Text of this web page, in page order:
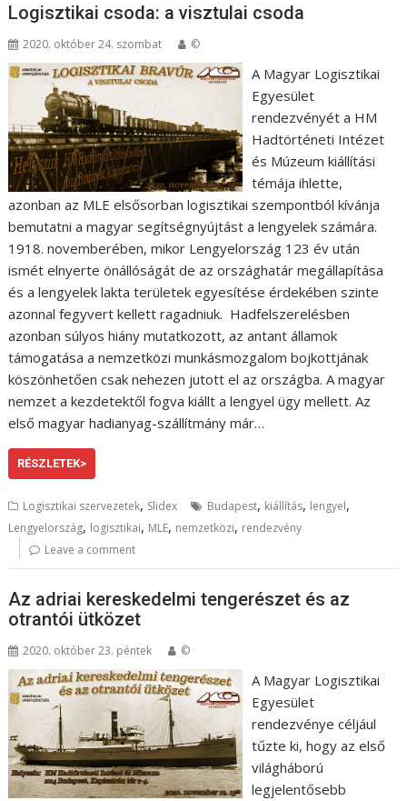
Logisztikai csoda: a visztulai csoda
2020. október 24. szombat ©
A Magyar Logisztikai
Egyesület
rendezvényét a HM
Hadtörténeti Intézet
és Múzeum kiállítási
témája ihlette,
azonban az MLE elsősorban logisztikai szempontból kívánja
bemutatni a magyar segítségnyújtást a lengyelek számára.
1918. novemberében, mikor Lengyelország 123 év után
ismét elnyerte önállóságát de az országhatár megállapítása
és a lengyelek lakta területek egyesítése érdekében szinte
azonnal fegyvert kellett ragadniuk. Hadfelszerelésben
azonban súlyos hiány mutatkozott, az antant államok
támogatása a nemzetközi munkásmozgalom bojkottjának
köszönhetően csak nehezen jutott el az országba. A magyar
nemzet a kezdetektől fogva kiállt a lengyel ügy mellett. Az
első magyar hadianyag-szállítmány már…
RÉSZLETEK>
Logisztikai szervezetek, Slidex Budapest, kiállítás, lengyel,
Lengyelország, logisztikai, MLE, nemzetközi, rendezvény
Leave a comment
Az adriai kereskedelmi tengerészet és az
otrantói ütközet
2020. október 23. péntek ©
A Magyar Logisztikai
Egyesület
rendezvénye céljául
tűzte ki, hogy az első
világháború
legjelentősebb